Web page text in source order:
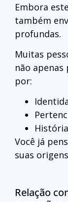
Embora
também
profundas.
Muitas
não
por:
Você já
suas
Relação